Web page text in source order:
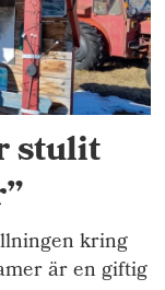
stulit
kring
är en giftig